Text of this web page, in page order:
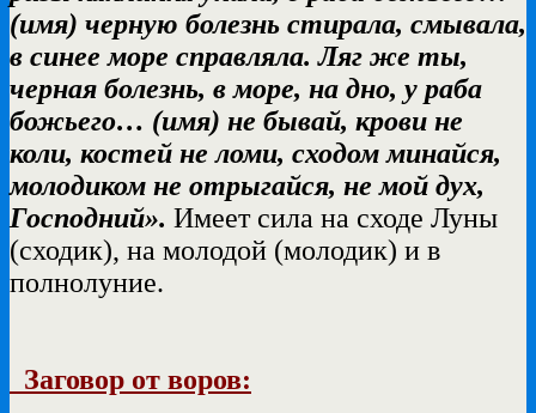
(имя) черную болезнь стирала, смывала,
в синее море справляла. Ляг же ты,
черная болезнь, в море, на дно, у раба
божьего… (имя) не бывай, крови не
коли, костей не ломи, сходом минайся,
молодиком не отрыгайся, не мой дух,
Господний». Имеет сила на сходе Луны
(сходик), на молодой (молодик) и в
полнолуние.
Заговор от воров: